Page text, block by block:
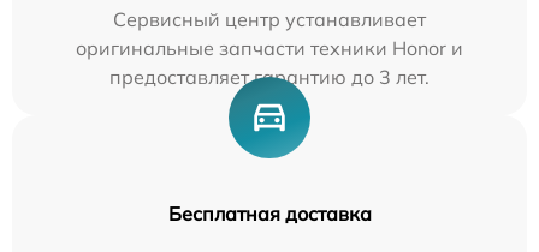
Сервисный центр устанавливает
оригинальные запчасти техники Honor и
предоставляет гарантию до 3 лет.
Бесплатная доставка